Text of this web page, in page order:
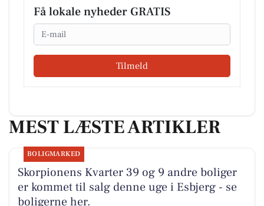
Få lokale nyheder GRATIS
Email
Tilmeld
MEST LÆSTE ARTIKLER
BOLIGMARKED
Skorpionens Kvarter 39 og 9 andre boliger
er kommet til salg denne uge i Esbjerg - se
boligerne her.